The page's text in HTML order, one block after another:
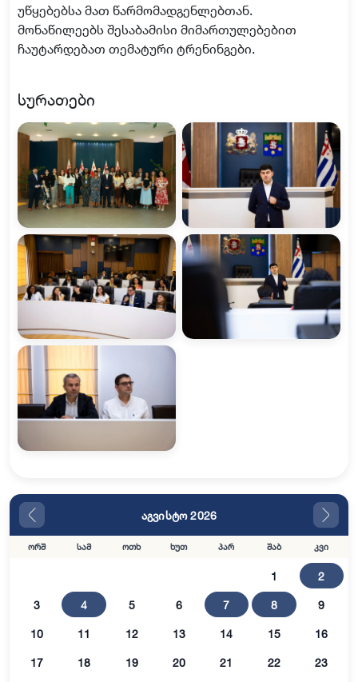
უწყებებსა მათ წარმომადგენლებთან.
მონაწილეებს შესაბამისი მიმართულებებით
ჩაუტარდებათ თემატური ტრენინგები.
სურათები
აგვისტო 2026
ორშ სამ ოთხ ხუთ პარ შაბ კვი
1 2
3 4 5 6 7 8 9
10 11 12 13 14 15 16
17 18 19 20 21 22 23